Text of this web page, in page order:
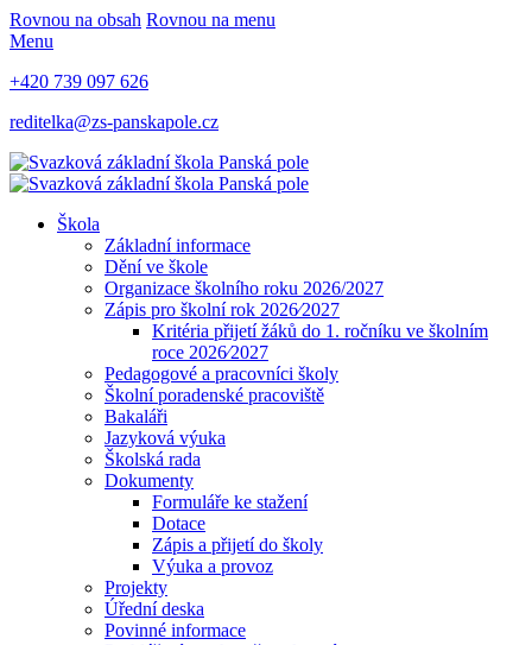
Rovnou na obsah Rovnou na menu
Menu
+420 739 097 626
reditelka@zs-panskapole.cz
Škola
Základní informace
Dění ve škole
Organizace školního roku 2026/2027
Zápis pro školní rok 2026⁄2027
Kritéria přijetí žáků do 1. ročníku ve školním
roce 2026⁄2027
Pedagogové a pracovníci školy
Školní poradenské pracoviště
Bakaláři
Jazyková výuka
Školská rada
Dokumenty
Formuláře ke stažení
Dotace
Zápis a přijetí do školy
Výuka a provoz
Projekty
Úřední deska
Povinné informace